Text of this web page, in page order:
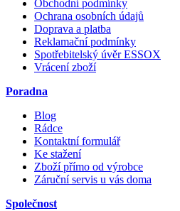
Obchodní podmínky
Ochrana osobních údajů
Doprava a platba
Reklamační podmínky
Spotřebitelský úvěr ESSOX
Vrácení zboží
Poradna
Blog
Rádce
Kontaktní formulář
Ke stažení
Zboží přímo od výrobce
Záruční servis u vás doma
Společnost